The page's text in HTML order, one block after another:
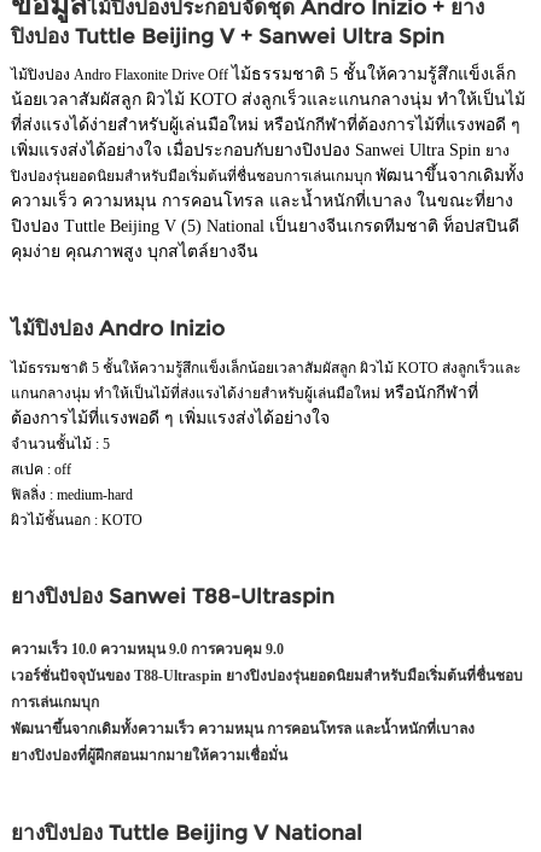
ไม้ปิงปองประกอบจัดชุด Andro Inizio + ยาง
ปิงปอง Tuttle Beijing V + Sanwei Ultra Spin
ไม้ปิงปอง Andro Flaxonite Drive Off ไม้ธรรมชาติ 5 ชั้นให้ความรู้สึกแข็งเล็ก
น้อยเวลาสัมผัสลูก ผิวไม้ KOTO ส่งลูกเร็วและแกนกลางนุ่ม ทำให้เป็นไม้
ที่ส่งแรงได้ง่ายสำหรับผู้เล่นมือใหม่ หรือนักกีฬาที่ต้องการไม้ที่แรงพอดี ๆ
เพิ่มแรงส่งได้อย่างใจ เมื่อประกอบกับยางปิงปอง Sanwei Ultra Spin ยาง
ปิงปองรุ่นยอดนิยมสำหรับมือเริ่มต้นที่ชื่นชอบการเล่นเกมบุก พัฒนาขึ้นจากเดิมทั้ง
ความเร็ว ความหมุน การคอนโทรล และน้ำหนักที่เบาลง ในขณะที่ยาง
ปิงปอง Tuttle Beijing V (5) National เป็นยางจีนเกรดทีมชาติ ท็อปสปินดี
คุมง่าย คุณภาพสูง บุกสไตล์ยางจีน
ไม้ปิงปอง Andro Inizio
ไม้ธรรมชาติ 5 ชั้นให้ความรู้สึกแข็งเล็กน้อยเวลาสัมผัสลูก ผิวไม้ KOTO ส่งลูกเร็วและ
แกนกลางนุ่ม ทำให้เป็นไม้ที่ส่งแรงได้ง่ายสำหรับผู้เล่นมือใหม่ หรือนักกีฬาที่
ต้องการไม้ที่แรงพอดี ๆ เพิ่มแรงส่งได้อย่างใจ
จำนวนชั้นไม้ : 5
สเปค : off
ฟิลลิ่ง : medium-hard
ผิวไม้ชั้นนอก : KOTO
ยางปิงปอง Sanwei T88-Ultraspin
ความเร็ว 10.0 ความหมุน 9.0 การควบคุม 9.0
เวอร์ชั่นปัจจุบันของ T88-Ultraspin ยางปิงปองรุ่นยอดนิยมสำหรับมือเริ่มต้นที่ชื่นชอบ
การเล่นเกมบุก
พัฒนาขึ้นจากเดิมทั้งความเร็ว ความหมุน การคอนโทรล และน้ำหนักที่เบาลง
ยางปิงปองที่ผู้ฝึกสอนมากมายให้ความเชื่อมั่น
ยางปิงปอง Tuttle Beijing V National